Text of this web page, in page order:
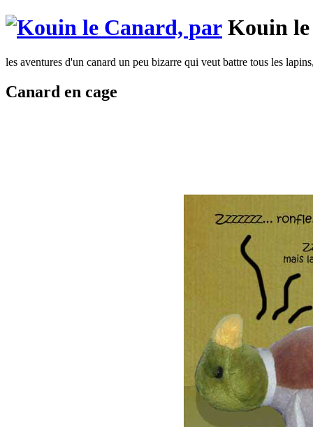
Kouin
les aventures d'un canard un peu bizarre qui veut battre tous les
Canard en cage